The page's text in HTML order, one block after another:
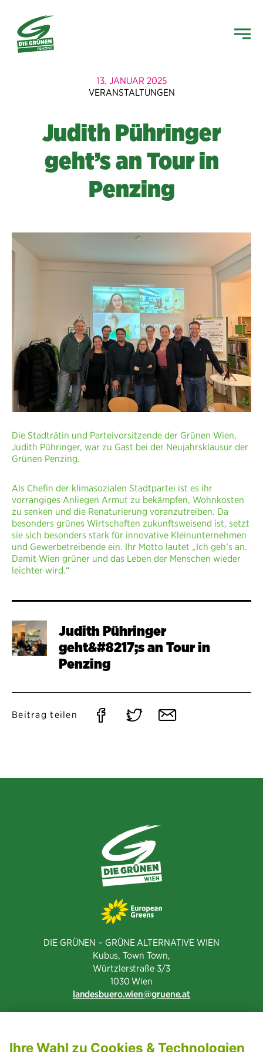
13. JANUAR 2025
VERANSTALTUNGEN
Judith Pühringer
geht’s an Tour in
Penzing
Die Stadträtin und Parteivorsitzende der Grünen Wien,
Judith Pühringer, war zu Gast bei der Neujahrsklausur der
Grünen Penzing.
Als Chefin der klimasozialen Stadtpartei ist es ihr
vorrangiges Anliegen Armut zu bekämpfen, Wohnkosten
zu senken und die Renaturierung voranzutreiben. Da
besonders grünes Wirtschaften zukunftsweisend ist, setzt
sie sich besonders stark für innovative Kleinunternehmen
und Gewerbetreibende ein. Ihr Motto lautet „Ich geh’s an.
Damit Wien grüner und das Leben der Menschen wieder
leichter wird.“
Judith Pühringer
geht&#8217;s an Tour in
Penzing
Beitrag teilen
Auf Auf Per
DIE GRÜNEN – GRÜNE ALTERNATIVE WIEN
Kubus, Town Town,
Würtzlerstraße 3/3​
1030 Wien
landesbuero.wien
gruene.at